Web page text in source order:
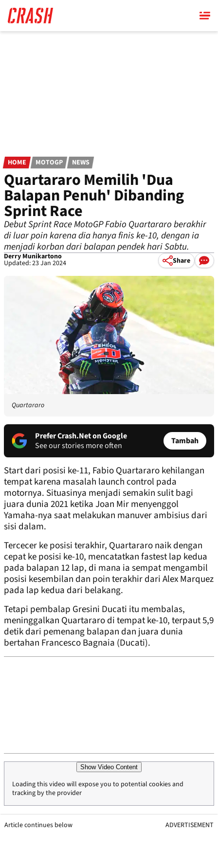
main
content
HOME MOTOGP NEWS
Quartararo Memilih 'Dua
Balapan Penuh' Dibanding
Sprint Race
Debut Sprint Race MotoGP Fabio Quartararo berakhir
di luar poin karena dia hanya finis ke-10, dengan ia
menjadi korban dari balapan pendek hari Sabtu.
Derry Munikartono
Updated: 23 Jan 2024 Share
Quartararo
Prefer Crash.Net on Google
See our stories more often
Tambah
Start dari posisi ke-11, Fabio Quartararo kehilangan
tempat karena masalah launch control pada
motornya. Situasinya menjadi semakin sulit bagi
juara dunia 2021 ketika Joan Mir menyenggol
Yamaha-nya saat melakukan manuver ambisius dari
sisi dalam.
Tercecer ke posisi terakhir, Quartararo naik dengan
cepat ke posisi ke-10, mencatatkan fastest lap kedua
pada balapan 12 lap, di mana ia sempat mengambil
posisi kesembilan dan poin terakhir dari Alex Marquez
pada lap kedua dari belakang.
Tetapi pembalap Gresini Ducati itu membalas,
meninggalkan Quartararo di tempat ke-10, terpaut 5,9
detik dari pemenang balapan dan juara dunia
bertahan Francesco Bagnaia (Ducati).
Show Video Content
Loading this video will expose you to potential cookies and
tracking by the provider
Article continues below ADVERTISEMENT